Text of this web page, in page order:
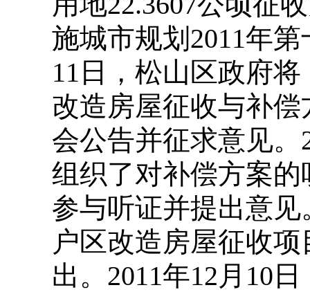
施城市规划2011年
11日，松山区政府
改造房屋征收与补
会公告并征求意见。
组织了对补偿方案
参与听证并提出意见
户区改造房屋征收
出。2011年12月10